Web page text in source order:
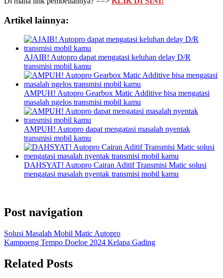
Artikel lainnya:
AJAIB! Autopro dapat mengatasi keluhan delay D/R
transmisi mobil kamu
AMPUH! Autopro Gearbox Matic Additive bisa mengatasi
masalah ngelos transmisi mobil kamu
AMPUH! Autopro dapat mengatasi masalah nyentak
transmisi mobil kamu
DAHSYAT! Autopro Cairan Aditif Transmisi Matic solusi
mengatasi masalah nyentak transmisi mobil kamu
Post navigation
Solusi Masalah Mobil Matic Autopro
Kampoeng Tempo Doeloe 2024 Kelapa Gading
Related Posts